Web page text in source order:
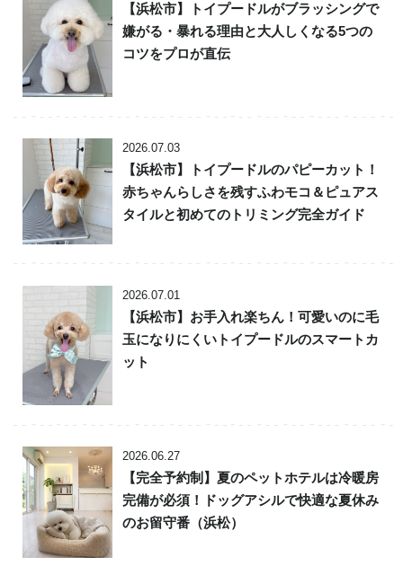
【浜松市】トイプードルがブラッシングで
嫌がる・暴れる理由と大人しくなる5つの
コツをプロが直伝
2026.07.03
【浜松市】トイプードルのパピーカット！
赤ちゃんらしさを残すふわモコ＆ピュアス
タイルと初めてのトリミング完全ガイド
2026.07.01
【浜松市】お手入れ楽ちん！可愛いのに毛
玉になりにくいトイプードルのスマートカ
ット
2026.06.27
【完全予約制】夏のペットホテルは冷暖房
完備が必須！ドッグアシルで快適な夏休み
のお留守番（浜松）